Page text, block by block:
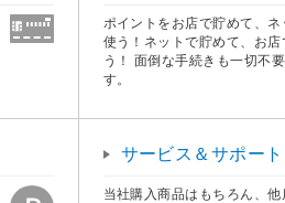
ポイントをお店で貯めて、ネ
使う！ネットで貯めて、お店
う！ 面倒な手続きも一切不
す。
サービス＆サポート
当社購入商品はもちろん、他